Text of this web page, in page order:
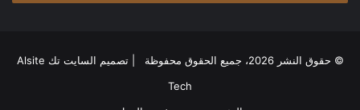
© حقوق النشر 2026، جميع الحقوق محفوظة | تصميم
السايت تك Alsite
Tech